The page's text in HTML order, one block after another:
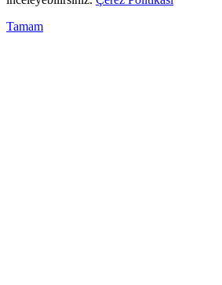
Tamam